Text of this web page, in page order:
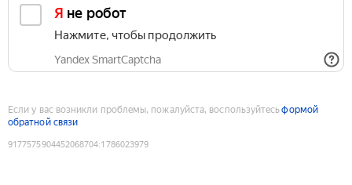
Я не робот
Нажмите, чтобы продолжить
Yandex SmartCaptcha
Если у вас возникли проблемы, пожалуйста, воспользуйтесьформой
обратной связи
9177575904452068704:1786023979